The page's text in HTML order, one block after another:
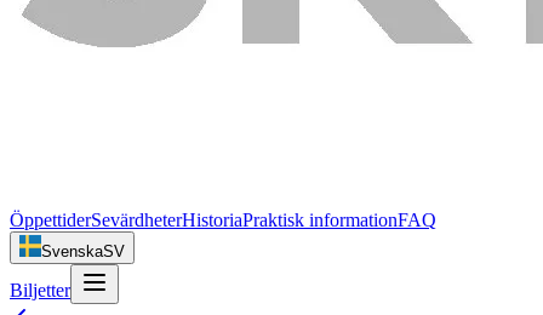
ÖppettiderSevärdheterHistoriaPraktisk informationFAQ
SvenskaSV
Biljetter